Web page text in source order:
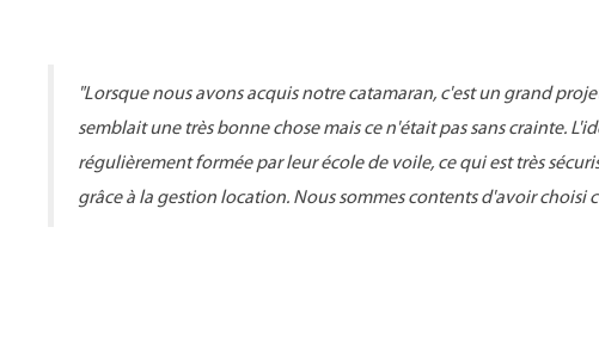
"Lorsque nous avons acquis notre catamaran, c'est un grand
semblait une très bonne chose mais ce n'était pas sans crainte.
régulièrement formée par leur école de voile, ce qui est très
grâce à la gestion location. Nous sommes contents d'avoir choisi